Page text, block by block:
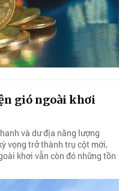
gió ngoài khơi
và dư địa năng lượng
vọng trở thành trụ cột mới,
khơi vẫn còn đó những tồn